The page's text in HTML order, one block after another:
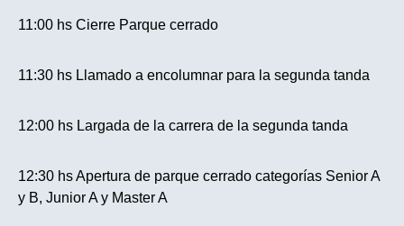
11:00 hs Cierre Parque cerrado
11:30 hs Llamado a encolumnar para la segunda tanda
12:00 hs Largada de la carrera de la segunda tanda
12:30 hs Apertura de parque cerrado categorías Senior A
y B, Junior A y Master A